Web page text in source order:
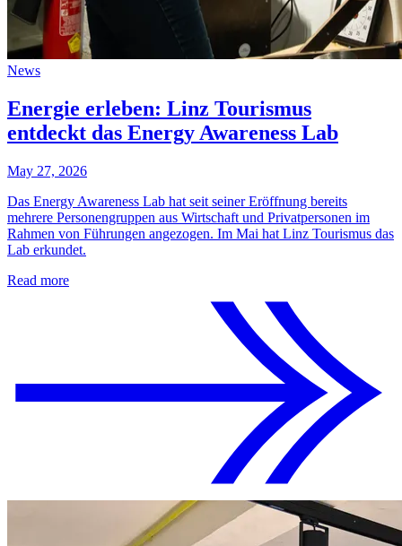
News
Energie erleben: Linz Tourismus
entdeckt das Energy Awareness Lab
May 27, 2026
Das Energy Awareness Lab hat seit seiner Eröffnung bereits
mehrere Personengruppen aus Wirtschaft und Privatpersonen im
Rahmen von Führungen angezogen. Im Mai hat Linz Tourismus das
Lab erkundet.
Read more